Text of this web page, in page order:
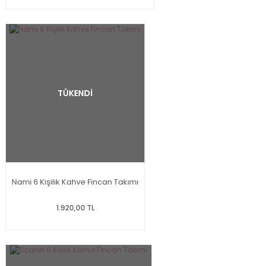
TÜKENDİ
Nami 6 Kişilik Kahve Fincan Takımı
1.920,00 TL